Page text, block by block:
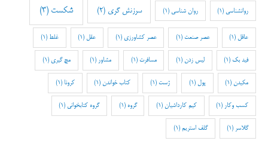
روانشناسی (1) روان شناسی (1) سرزنش گری (2) شکست (3)
عاقل (1) عصر صنعت (1) عصر کشاورزی (1) عقل (1) غلط (1)
فید بک(1) لیس زدن (1) مسافرت (1) مشاور (1) مچ گیری (1)
مکیدن (1) پول (1) ژست (1) کتاب خواندن (1) کرونا (1)
کسب وکار (1) کیم کارداشیان (1) گروه (1) گروه کتابخوانی (1)
گلاسر (1) گلف استریم (1)